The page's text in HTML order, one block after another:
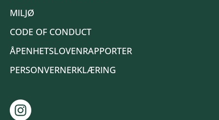
MILJØ
CODE OF CONDUCT
ÅPENHETSLOVENRAPPORTER
PERSONVERNERKLÆRING